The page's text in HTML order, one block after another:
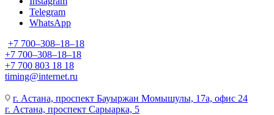
Telegram
WhatsApp
+7 700‒308‒18‒18
+7 700‒308‒18‒18
+7 700 803 18 18
timing@internet.ru
г. Астана, проспект Бауыржан Момышулы, 17а, офис 24
г. Астана, проспект Сарыарка, 5